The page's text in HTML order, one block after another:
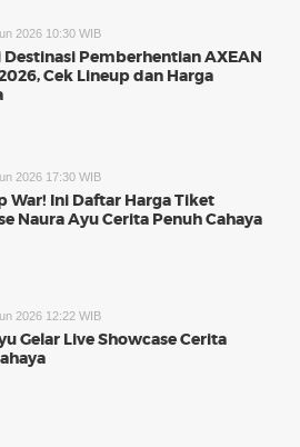
2026 10:30 WIB
Destinasi Pemberhentian AXEAN
Cek Lineup dan Harga
2026 17:30 WIB
War! Ini Daftar Harga Tiket
Naura Ayu Cerita Penuh Cahaya
2026 12:22 WIB
Gelar Live Showcase Cerita